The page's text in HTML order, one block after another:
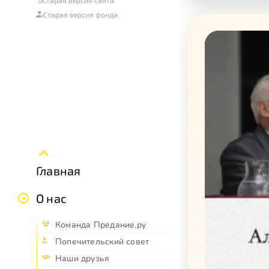
Старая версия фонда
Главная
О нас
Команда Предание.ру
Попечительский совет
Наши друзья